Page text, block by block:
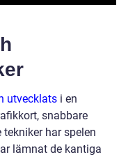
utvecklats i en
snabbare
har spelen
lämnat de kantiga